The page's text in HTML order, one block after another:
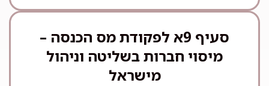
סעיף 9א לפקודת מס הכנסה –
מיסוי חברות בשליטה וניהול
מישראל